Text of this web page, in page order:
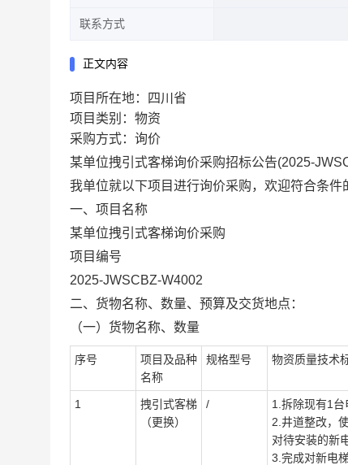
联系方式
正文内容
项目所在地：四川省
项目类别：物资
采购方式：询价
某单位拽引式客梯询价采购招标公告(2025-
我单位就以下项目进行询价采购，欢迎符合条件
一、 项目名称
某单位拽引式客梯询价采购
项目编号
2025-JWSCBZ-W4002
二、 货物名称、数量、预算及交货地点 ：
（一） 货物名称、数量
序号
项目及品种
名称
规格型号 物资质量技术
1
拽引式客梯
（更换）
/ 1 .拆除现有1台
2 井道整改，
对待安装的新
3.完成对新电